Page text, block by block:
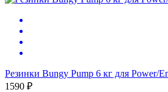
Резинки Bungy Pump 6 кг для Power/
1590 ₽